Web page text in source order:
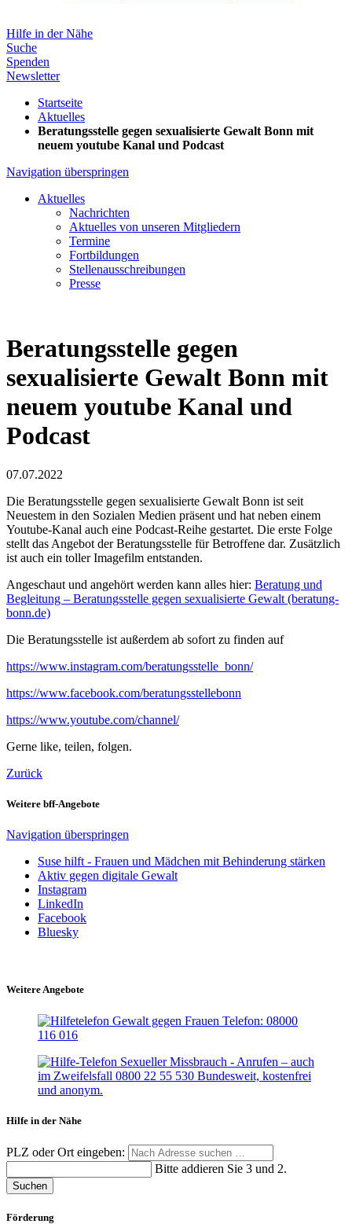
Hilfe in der Nähe
Suche
Spenden
Newsletter
Startseite
Aktuelles
Beratungsstelle gegen sexualisierte Gewalt Bonn mit
neuem youtube Kanal und Podcast
Navigation überspringen
Aktuelles
Nachrichten
Aktuelles von unseren Mitgliedern
Termine
Fortbildungen
Stellenausschreibungen
Presse
Beratungsstelle gegen
sexualisierte Gewalt Bonn mit
neuem youtube Kanal und
Podcast
07.07.2022
Die Beratungsstelle gegen sexualisierte Gewalt Bonn ist seit
Neuestem in den Sozialen Medien präsent und hat neben einem
Youtube-Kanal auch eine Podcast-Reihe gestartet. Die erste Folge
stellt das Angebot der Beratungsstelle für Betroffene dar. Zusätzlich
ist auch ein toller Imagefilm entstanden.
Angeschaut und angehört werden kann alles hier: Beratung und
Begleitung – Beratungsstelle gegen sexualisierte Gewalt (beratung-
bonn.de)
Die Beratungsstelle ist außerdem ab sofort zu finden auf
https://www.instagram.com/beratungsstelle_bonn/
https://www.facebook.com/beratungsstellebonn
https://www.youtube.com/channel/
Gerne like, teilen, folgen.
Zurück
Weitere bff-Angebote
Navigation überspringen
Suse hilft - Frauen und Mädchen mit Behinderung stärken
Aktiv gegen digitale Gewalt
Instagram
LinkedIn
Facebook
Bluesky
Weitere Angebote
Hilfe in der Nähe
PLZ oder Ort eingeben:
Bitte addieren Sie 3 und 2.
Suchen
Förderung